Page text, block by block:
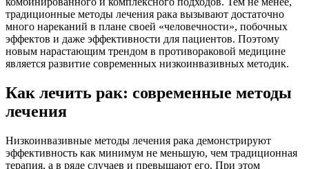
традиционные методы лечения рака вызывают достаточно
много нареканий в плане своей «человечности», побочных
эффектов и даже эффективности для пациентов. Поэтому
новым нарастающим трендом в противораковой медицине
является развитие современных низкоинвазивных методик.
Как лечить рак: современные методы
лечения
Низкоинвазивные методы лечения рака демонстрируют
эффективность как минимум не меньшую, чем традиционная
терапия, а в ряде случаев и превышают его. При этом